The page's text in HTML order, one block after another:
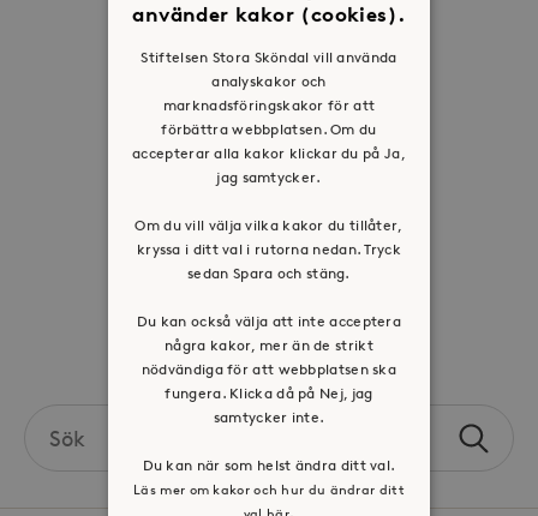
Historia
Riktlinje för personuppgifter
Tillgänglighetsredogörelse
Visselblåsartjänst
Jobba hos oss
Volontär hos Stora Sköndal
the
Sök
använder kakor (cookies).
Stiftelsen Stora Sköndal vill använda
analyskakor och
marknadsföringskakor för att
förbättra webbplatsen. Om du
accepterar alla kakor klickar du på Ja,
jag samtycker.
Om du vill välja vilka kakor du tillåter,
kryssa i ditt val i rutorna nedan. Tryck
sedan Spara och stäng.
Du kan också välja att inte acceptera
några kakor, mer än de strikt
nödvändiga för att webbplatsen ska
fungera. Klicka då på Nej, jag
samtycker inte.
Du kan när som helst ändra ditt val.
Läs mer om kakor och hur du ändrar ditt
val här.